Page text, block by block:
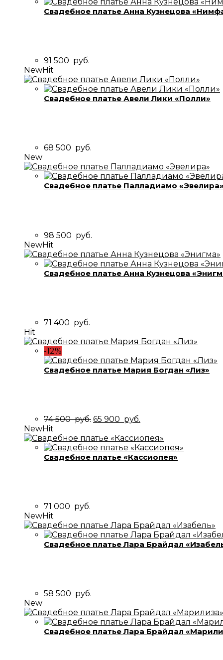
Свадебное платье Анна Кузнецова
91 500 руб.
NewHit
Свадебное платье Авели Лики «Полли»
68 500 руб.
New
Свадебное платье Палладиамо
98 500 руб.
NewHit
Свадебное платье Анна Кузнецова
71 400 руб.
Hit
-12%
Свадебное платье Мария Богдан «Лиз»
74 500руб. Первоначальная
составляла
74
500
65 900 руб.
65
900
руб..
NewHit
Свадебное платье «Кассиопея»
71 000 руб.
NewHit
Свадебное платье Лара Брайдал
58 500 руб.
New
Свадебное платье Лара Брайдал